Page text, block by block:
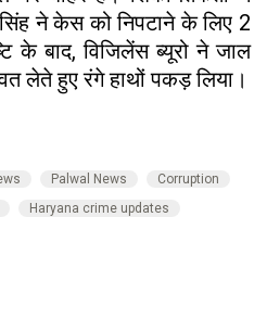
ने केस को निपटाने के लिए ₹2
के बाद, विजिलेंस ब्यूरो ने जाल
लेते हुए रंगे हाथों पकड़ लिया।
Palwal News
Corruption
Haryana crime updates